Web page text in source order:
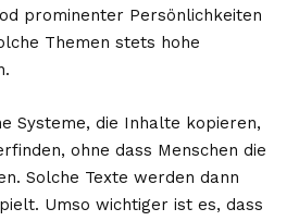
prominenter Persönlichkeiten
Themen stets hohe
Systeme, die Inhalte kopieren,
ohne dass Menschen die
Solche Texte werden dann
Umso wichtiger ist es, dass